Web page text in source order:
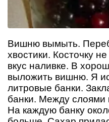
Вишню вымыть.
хвостики. Косточку
вкус наливке. В
выложить вишню. Я
литровые банки.
банки. Между
На каждую банку